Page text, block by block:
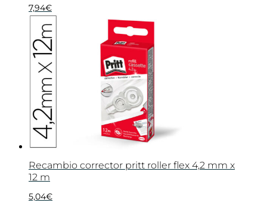
7,94€
Recambio corrector pritt roller flex 4,2 mm x
12 m
5,04€